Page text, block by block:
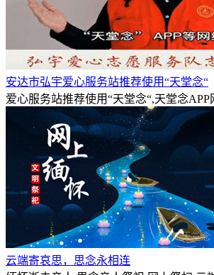
安达市弘宇爱心服务站推荐使用“天堂念“
爱心服务站推荐使用“天堂念“,天堂念
云端寄哀思，思念永相连